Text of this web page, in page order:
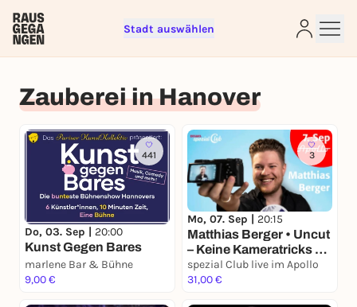
Stadt auswählen
Zauberei in Hanover
441
Do, 03. Sep | 20:00
Kunst Gegen Bares
marlene Bar & Bühne
9,00 €
3
Mo, 07. Sep | 20:15
Matthias Berger • Uncut
– Keine Kameratricks •
live in DESiMOs spezial
Club im Apollo
spezial Club live im Apollo
31,00 €
Sign up for free and get started
right away
To like events, follow pages, or participate in
lotteries, you need a free Rausgegangen account.
REGISTER FOR FREE NOW
You already have an account?Log in now